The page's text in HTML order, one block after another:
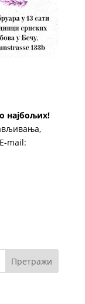
најбољих!
E-mail: